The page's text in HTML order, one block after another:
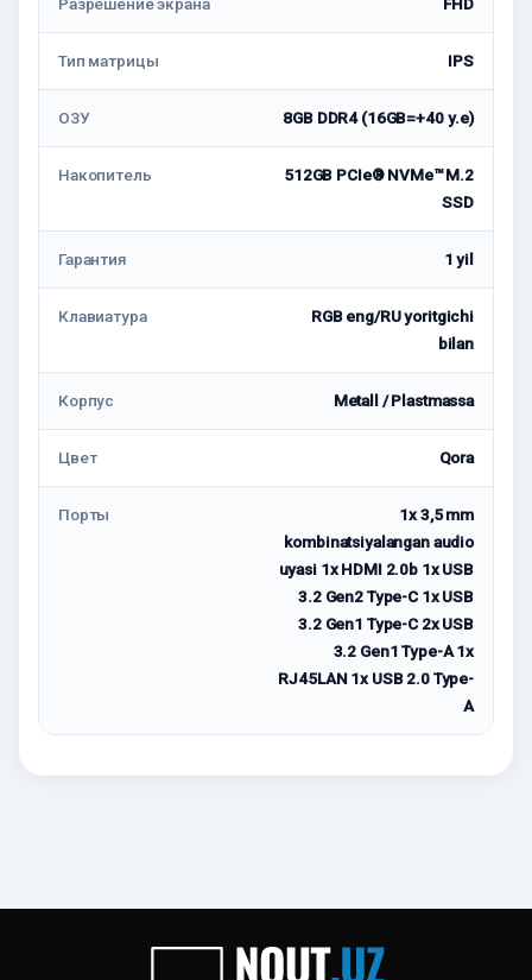
Разрешение экрана FHD
Тип матрицы IPS
ОЗУ 8GB DDR4 (16GB=+40 у.е)
Накопитель
512GB PCIe® NVMe™ M.2
SSD
Гарантия 1 yil
Клавиатура
RGB eng/RU yoritgichi
bilan
Корпус Metall / Plastmassa
Цвет Qora
Порты
1x 3,5 mm
kombinatsiyalangan audio
uyasi 1x HDMI 2.0b 1x USB
3.2 Gen2 Type-C 1x USB
3.2 Gen1 Type-C 2x USB
3.2 Gen1 Type-A 1x
RJ45LAN 1x USB 2.0 Type-
A